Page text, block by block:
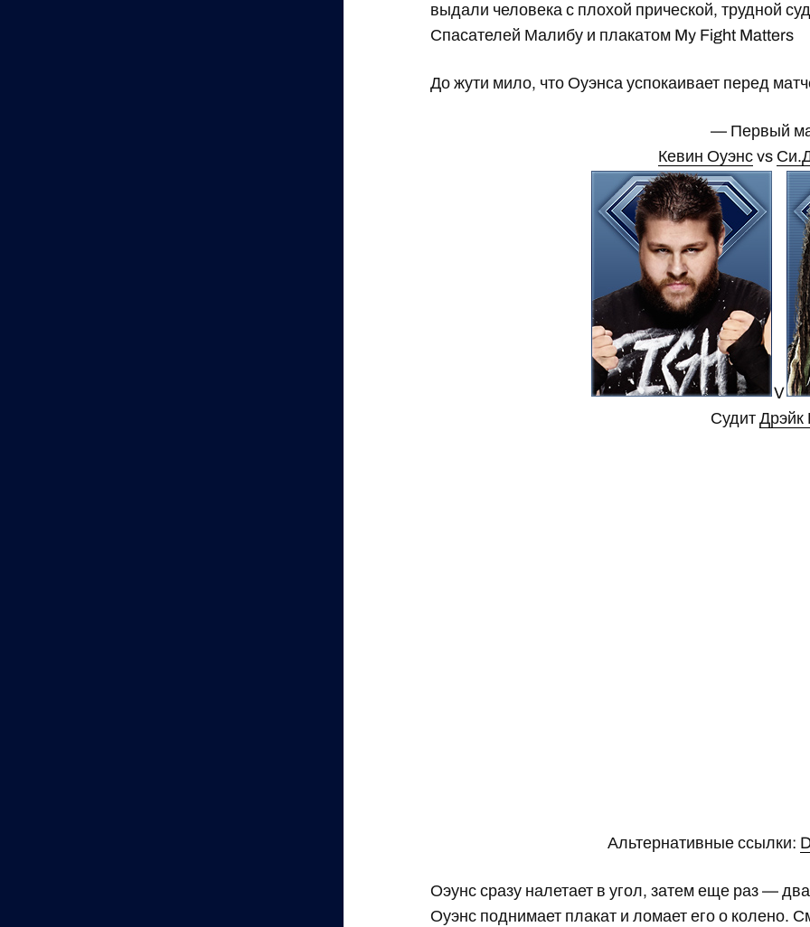
выдали человека с плохой прической, трудной
Спасателей Малибу и плакатом My Fight Matters
До жути мило, что Оуэнса успокаивает перед
— Первый
Кевин Оуэнсvs
V
Судит
Альтернативные ссылки:
Оэунс сразу налетает в угол, затем еще раз —
Оуэнс поднимает плакат и ломает его о колено.